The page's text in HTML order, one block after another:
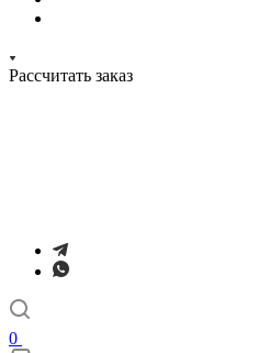
Рассчитать заказ
0